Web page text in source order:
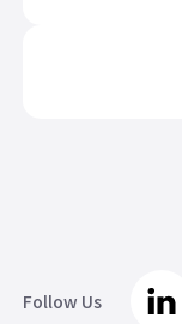
Follow Us